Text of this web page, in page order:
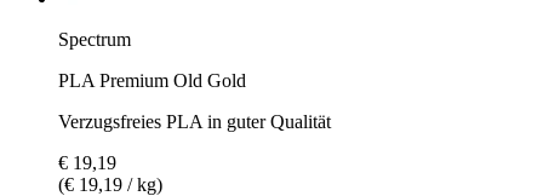
Spectrum
PLA Premium Old Gold
Verzugsfreies PLA in guter Qualität
€ 19,19
(€ 19,19 / kg)